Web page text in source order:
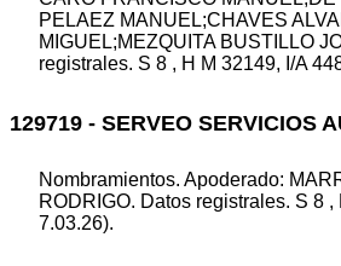
PELAEZ MANUEL;CHAVES
MIGUEL;MEZQUITA BUSTILLO
registrales. S 8 , H M 32149, I/A
129719 - SERVEO SERVICIOS
Nombramientos. Apoderado:
RODRIGO. Datos registrales. S 8 ,
7.03.26).